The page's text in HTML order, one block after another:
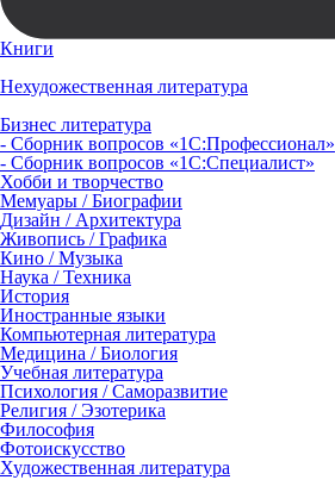
Книги
Нехудожественная литература
Бизнес литература
- Сборник вопросов «1С:Профессионал»
- Сборник вопросов «1С:Специалист»
Хобби и творчество
Мемуары / Биографии
Дизайн / Архитектура
Живопись / Графика
Кино / Музыка
Наука / Техника
История
Иностранные языки
Компьютерная литература
Медицина / Биология
Учебная литература
Психология / Саморазвитие
Религия / Эзотерика
Философия
Фотоискусство
Художественная литература